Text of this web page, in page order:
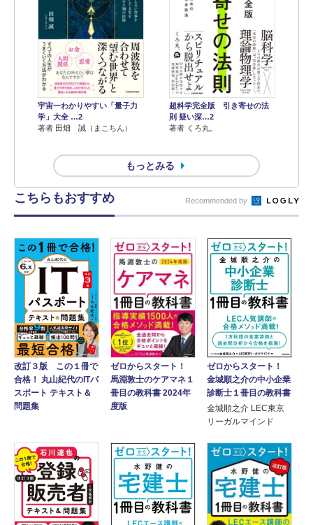
宇宙一わかりやすい「量子力
学」大全 …2
著者 田畑 誠（まこちん）
超科学完全版 引き寄せの法
則 疑い深…2
著者 くろ丸。
もっとみる
こちらもおすすめ Recommended by
改訂３版 この１冊で
合格！ 丸山紀代のITパ
スポート テキスト＆
問題集
ゼロからスタート！
馬淵敦士のケアマネ１
冊目の教科書 2024年
度版
ゼロからスタート！
金城順之介の中小企業
診断士１冊目の教科書
金城順之介 LEC東京
リーガルマインド